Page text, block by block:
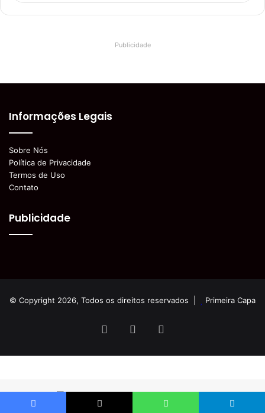
Publicidade
Informações Legais
Sobre Nós
Política de Privacidade
Termos de Uso
Contato
Publicidade
© Copyright 2026, Todos os direitos reservados | Primeira Capa
FacebookYouTube